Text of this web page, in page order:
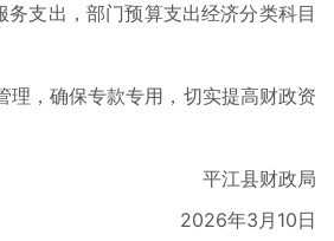
支出，部门预算支出经济分类科目
，确保专款专用，切实提高财政资
平江县财政局
2026年3月10日